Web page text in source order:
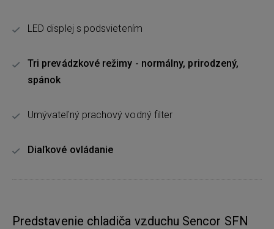
LED displej s podsvietením
Tri prevádzkové režimy - normálny, prirodzený,
spánok
Umývateľný prachový vodný filter
Diaľkové ovládanie
Predstavenie chladiča vzduchu Sencor SFN